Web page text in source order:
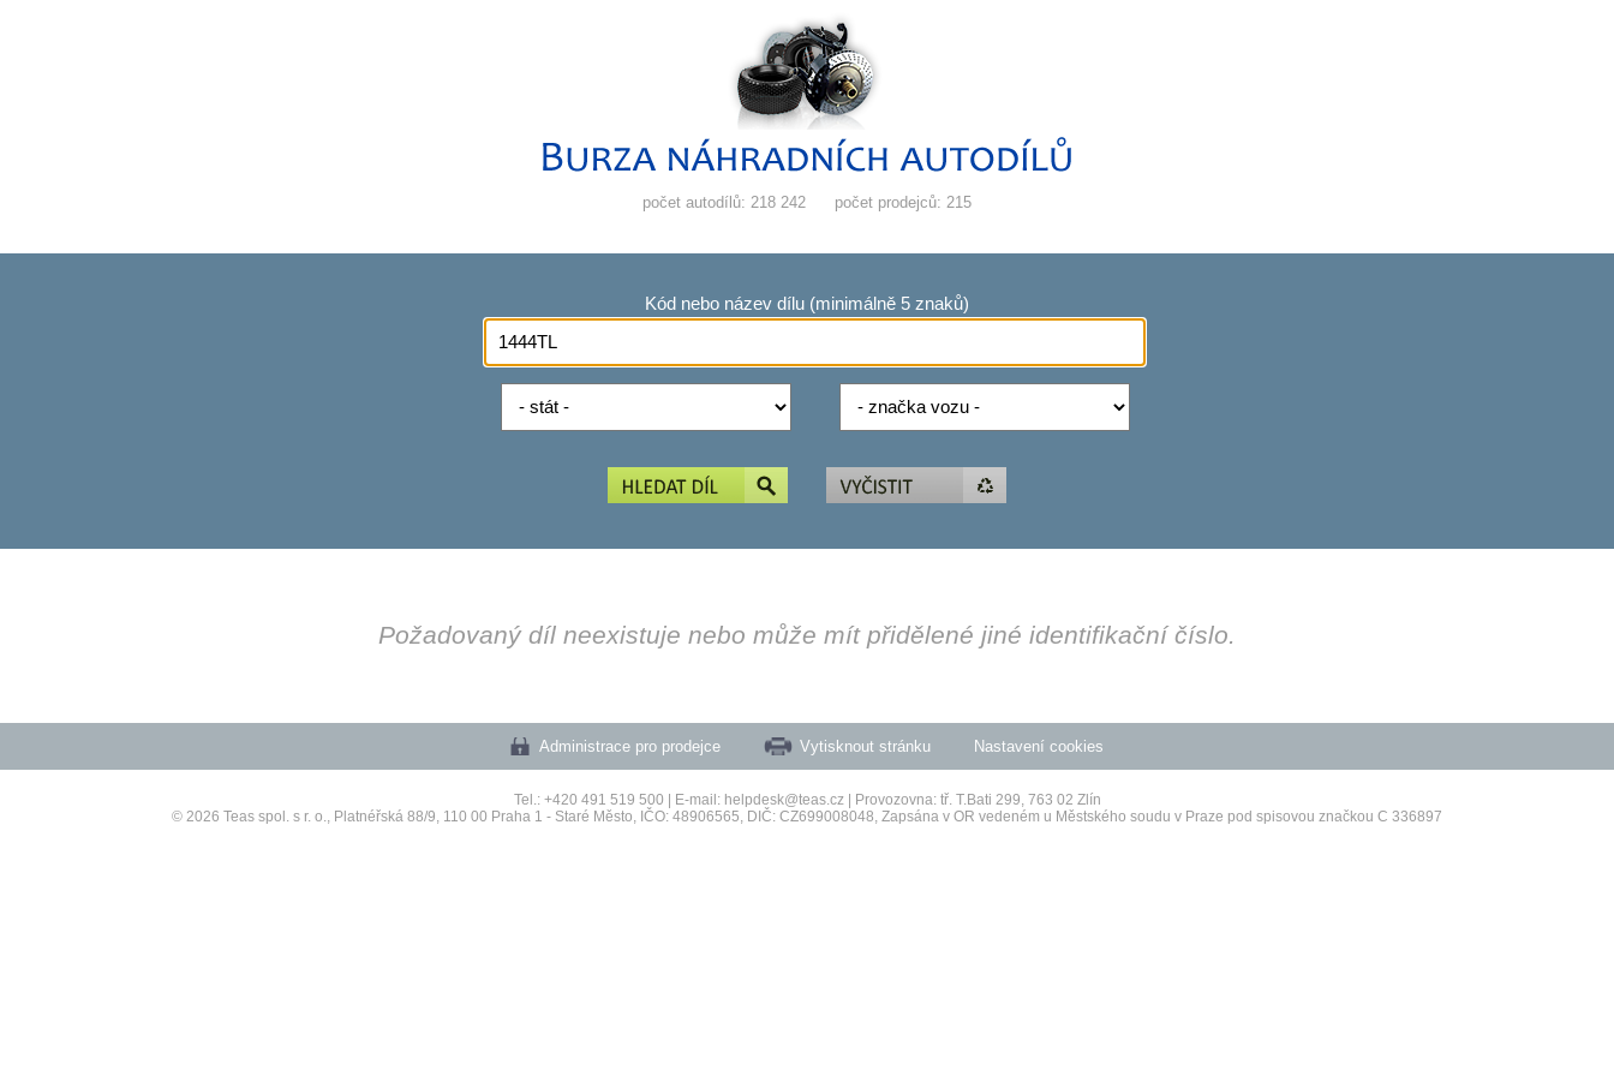
počet autodílů: 218 242 počet prodejců: 215
Kód nebo název dílu (minimálně 5 znaků)
Požadovaný díl neexistuje nebo může mít přidělené jiné identifikační číslo.
Administrace pro prodejce Vytisknout stránku Nastavení cookies
Tel.: +420 491 519 500 | E-mail: helpdesk@teas.cz | Provozovna: tř. T.Bati 299, 763 02 Zlín
© 2026 Teas spol. s r. o., Platnéřská 88/9, 110 00 Praha 1 - Staré Město, IČO: 48906565, DIČ: CZ699008048, Zapsána v OR vedeném u Městského soudu v Praze pod spisovou značkou C 336897